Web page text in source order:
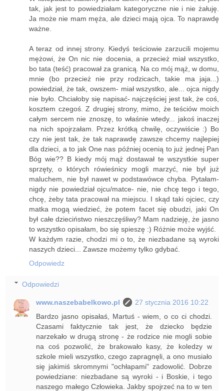
tak, jak jest to powiedziałam kategoryczne nie i nie żałuję.
Ja może nie mam męża, ale dzieci mają ojca. To naprawdę
ważne.
A teraz od innej strony. Kiedyś teściowie zarzucili mojemu
mężowi, że On nic nie docenia, a przecież miał wszystko,
bo tata (teść) pracował za granicą. Na co mój mąż, w domu,
mnie (bo przecież nie przy rodzicach, takie ma jaja...)
powiedział, że tak, owszem- miał wszystko, ale... ojca nigdy
nie było. Chciałoby się napisać- najczęściej jest tak, że coś,
kosztem czegoś. Z drugiej strony, mimo, że teściów moich
całym sercem nie znoszę, to właśnie wtedy... jakoś inaczej
na nich spojrzałam. Przez krótką chwilę, oczywiście :) Bo
czy nie jest tak, że tak naprawdę zawsze chcemy najlepiej
dla dzieci, a to jak One nas później ocenią to już jednej Pan
Bóg wie?? B kiedy mój mąż dostawał te wszystkie super
sprzęty, o których rówieśnicy mogli marzyć, nie był już
maluchem, nie był nawet w podstawówce chyba. Pytałam-
nigdy nie powiedział ojcu/matce- nie, nie chcę tego i tego,
chcę, żeby tata pracował na miejscu. I skąd taki ojciec, czy
matka mogą wiedzieć, że potem facet się obudzi, jaki On
był całe dzieciństwo nieszczęśliwy? Mam nadzieję, że jasno
to wszystko opisałam, bo się spieszę :) Różnie może wyjść.
W każdym razie, chodzi mi o to, że niezbadane są wyroki
naszych dzieci... Zawsze możemy tylko gdybać.
Odpowiedz
Odpowiedzi
www.naszebabelkowo.pl
27 stycznia 2016 10:22
Bardzo jasno opisałaś, Martuś - wiem, o co ci chodzi.
Czasami faktycznie tak jest, że dziecko będzie
narzekało w drugą stronę - że rodzice nie mogli sobie
na coś pozwolić, że brakowało kasy, że koledzy w
szkole mieli wszystko, czego zapragnęli, a ono musiało
się jakimiś skromnymi "ochłapami" zadowolić. Dobrze
powiedziane: niezbadane są wyroki - i Boskie, i tego
naszego małego Człowieka. Jakby spojrzeć na to w ten